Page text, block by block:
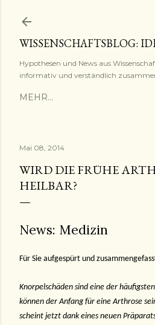
WISSENSCHAFTSBLOG:
Hypothesen und News aus
informativ und verständlich
MEHR…
Mai 08, 2014
WIRD DIE FRÜHE
HEILBAR?
News: Medizin
Für Sie aufgespürt und
Knorpelschäden sind eine der
können der Anfang für eine Arthrose
scheint jetzt dank eines neuen